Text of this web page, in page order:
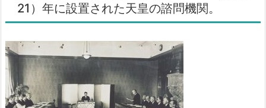
21）年に設置された天皇の諮問機関。